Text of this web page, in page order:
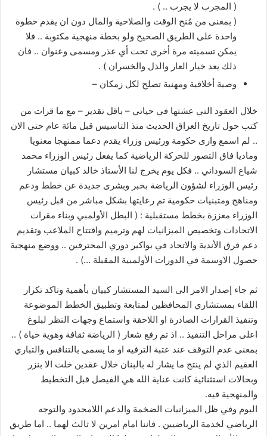
( المجرب لا يجرب .. ) .
( بمعنى من مُنح الوقت والصلاحية والمال دون ان يقدم خطوة
واحدة على الطريق الصحيح ولو بخطة منهجية مكتوبة .. فلا
يمكن تسميته مرة أخرى تحت أي عذر ومسمى وعنوان .. فان
ذلك يعد خيار العار والذل والخسران ) .
وصية أخلاقية ومهنية تصلح لكل زمكان –
خلال العقود التي عشتها في حياتي – باقل تقدير – مع ما قرات من
كتب حول تاريخ العراق الحديث منذ التاسيس قبل مائة عام حتى الان
.. لم اسمع وارى حكومة ورئيس وزراء يقدم دعما ممنهجا معنويا
وماديا فاق التصور للحركة الرياضية كما يفعل رئيس الوزراء محمد
شياع السوداني .. فكل يوم يخرج لنا الأستاذ خالد كبيان مستشار
رئيس الوزراء لشؤون الرياضة بخبر وبشرى جديدة عن خطط ودعم
ومناهج ومتبنيات حكومية تم رعايتها بشكل مباشر من قبل رئيس
الوزراء معززة بخطط مستقبلية : ( البطل الأولمبي وبناء مقرات
الاتحادات وتخصيص الميزانيات لهم وترميم وافتتاح الملاعب وتقديم
دعم فرق الأندية والاتحاد في بواكير دوري المحترفين .. ووضع منهجية
حصول الاوسمة في الدورات الأولمبية المقبلة …) .
ثم جاء إصدار الامر الى السيد المستشار كبيان بأهمية وتاكد تكرار
اللقاء بمستشاري المحافظين لمتابعة وتطبيق الخطط الموضوعة
وتنفيذ القرارات الصادرة او اللاحقة واستماع وجهات النظر لبلوغ
اعلى مراحل التنفيذ .. اذ تم رفع شعار ( الرياضة ثقافة وهوية حياة ) ..
بمعنى عدم التوقف عند عتبة الترفيه او ما يسمى بالتنافس والتباري
العقيم الذي لم ينتج ما يشار له بالبنان خلال عقدين خلت الا بنزر
وبحالات استثنائية كانت عناية الله هي الفيصل قبل التخطيط
والمنهجية فيه.
اليوم وفي ظل الميزانيات الضخمة والدعم اللامحدود والتوجه
الرياضي لخدمة الرياضيين . فاننا امام امرين لا ثالث لهما .. اما طريق